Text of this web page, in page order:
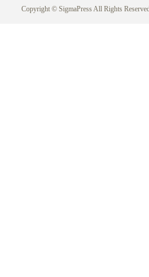
Copyright © SigmaPress All Rights